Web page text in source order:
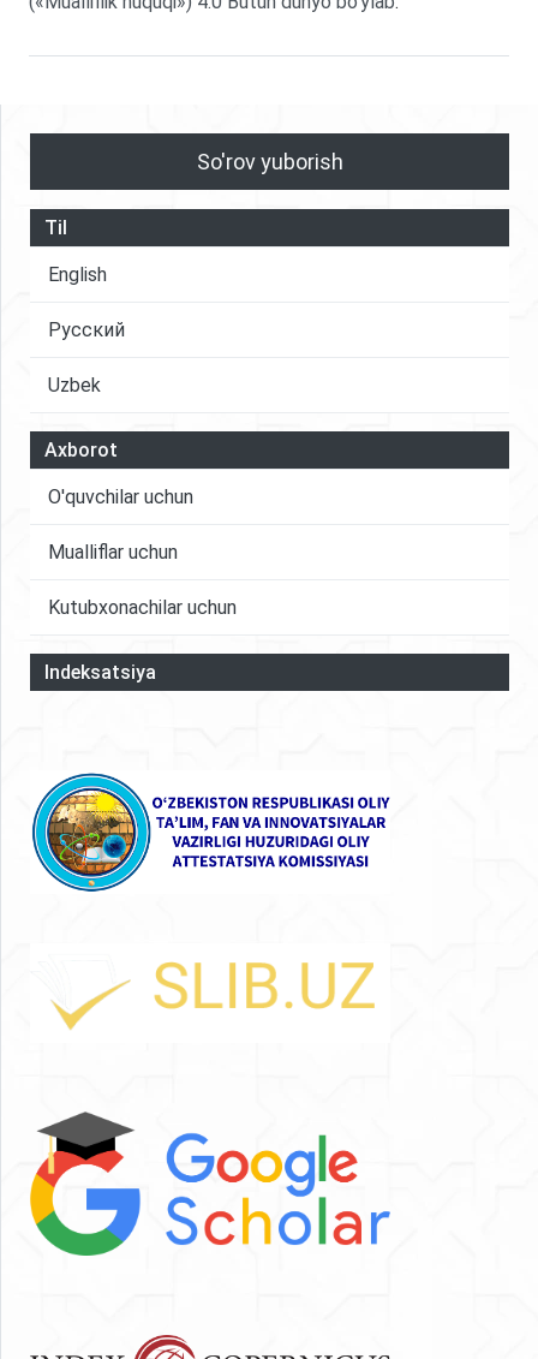
So'rov yuborish
Til
English
Русский
Uzbek
Axborot
O'quvchilar uchun
Mualliflar uchun
Kutubxonachilar uchun
Indeksatsiya